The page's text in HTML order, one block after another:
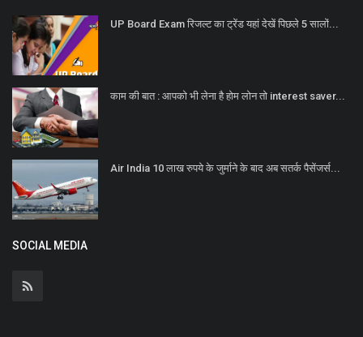
UP Board Exam रिजल्ट का ट्रेंड यहां देखें पिछले 5 सालों...
काम की बात : आपको भी लेना है होम लोन तो interest saver...
Air India 10 लाख रुपये के जुर्माने के बाद अब सतर्क पैसेंजर्स...
SOCIAL MEDIA